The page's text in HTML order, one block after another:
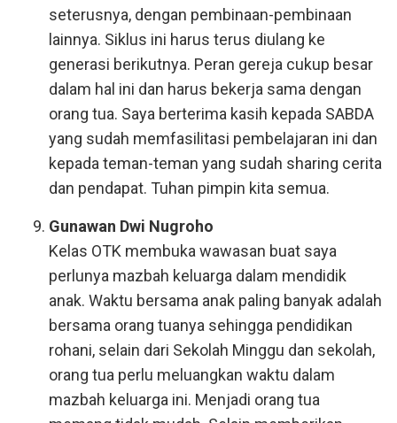
seterusnya, dengan pembinaan-pembinaan
lainnya. Siklus ini harus terus diulang ke
generasi berikutnya. Peran gereja cukup besar
dalam hal ini dan harus bekerja sama dengan
orang tua. Saya berterima kasih kepada SABDA
yang sudah memfasilitasi pembelajaran ini dan
kepada teman-teman yang sudah sharing cerita
dan pendapat. Tuhan pimpin kita semua.
Gunawan Dwi Nugroho
Kelas OTK membuka wawasan buat saya
perlunya mazbah keluarga dalam mendidik
anak. Waktu bersama anak paling banyak adalah
bersama orang tuanya sehingga pendidikan
rohani, selain dari Sekolah Minggu dan sekolah,
orang tua perlu meluangkan waktu dalam
mazbah keluarga ini. Menjadi orang tua